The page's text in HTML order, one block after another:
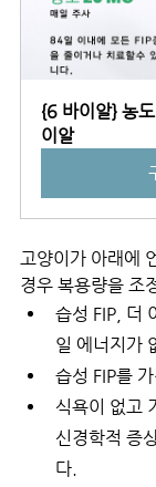
{6 바이알} 농
이알
고양이가 아래에
경우 복용량을 조
습성 FIP, 더
일 에너지가
습성 FIP를
식욕이 없고
신경학적 증
다.